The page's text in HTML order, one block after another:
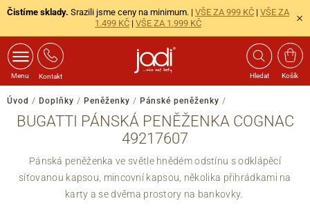
Čistíme sklady. Srazili jsme ceny na minimum. | VŠE ZA 999 KČ | VŠE ZA
1.499 KČ | VŠE ZA 1.999 KČ
Menu Kontakt Hledat Košík
Úvod / Doplňky / Peněženky / Pánské peněženky /
BUGATTI PÁNSKÁ PENĚŽENKA COGNAC
49217607
Pánská peněženka ve světle hnědém odstínu s odklápěcí
síťovanou kapsou, mincovní kapsou, několika přihrádkami na
karty a se dvěma prostory na bankovky.